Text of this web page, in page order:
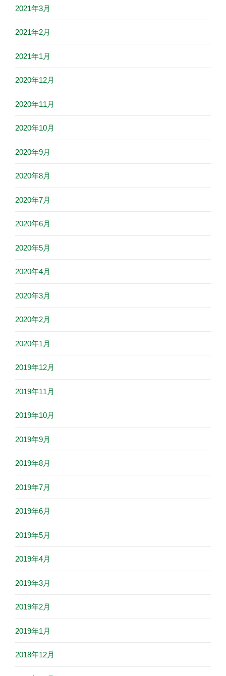
2021年3月
2021年2月
2021年1月
2020年12月
2020年11月
2020年10月
2020年9月
2020年8月
2020年7月
2020年6月
2020年5月
2020年4月
2020年3月
2020年2月
2020年1月
2019年12月
2019年11月
2019年10月
2019年9月
2019年8月
2019年7月
2019年6月
2019年5月
2019年4月
2019年3月
2019年2月
2019年1月
2018年12月